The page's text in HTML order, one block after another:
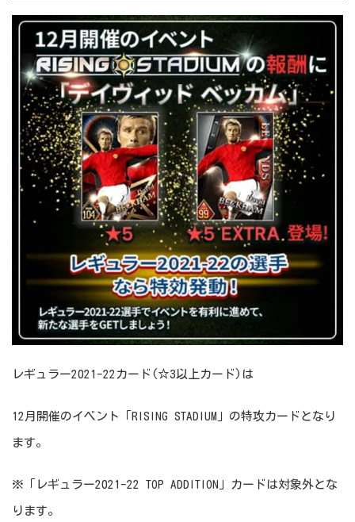
レギュラー2021-22カード(☆3以上カード)は
12月開催のイベント「RISING STADIUM」の特攻カードとなり
ます。
※「レギュラー2021-22 TOP ADDITION」カードは対象外とな
ります。